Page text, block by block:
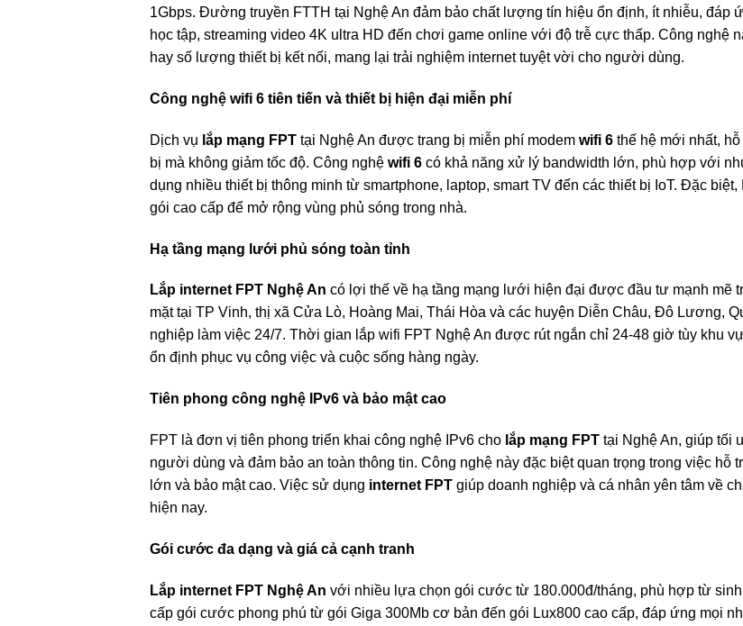
1Gbps. Đường truyền FTTH tại Nghệ An đảm bảo chất lượng tín hiệu ổn định, ít nhiễu, đáp
học tập, streaming video 4K ultra HD đến chơi game online với độ trễ cực thấp. Công nghệ
hay số lượng thiết bị kết nối, mang lại trải nghiệm internet tuyệt vời cho người dùng.
Công nghệ wifi 6 tiên tiến và thiết bị hiện đại miễn phí
Dịch vụ lắp mạng FPT tại Nghệ An được trang bị miễn phí modemwifi 6 thế hệ mới nhất,
bị mà không giảm tốc độ. Công nghệwifi 6có khả năng xử lý bandwidth lớn, phù hợp với
dụng nhiều thiết bị thông minh từ smartphone, laptop, smart TV đến các thiết bị IoT. Đặc
gói cao cấp để mở rộng vùng phủ sóng trong nhà.
Hạ tầng mạng lưới phủ sóng toàn tỉnh
Lắp internet FPT Nghệ An có lợi thế về hạ tầng mạng lưới hiện đại được đầu tư mạnh mẽ
mặt tại TP Vinh, thị xã Cửa Lò, Hoàng Mai, Thái Hòa và các huyện Diễn Châu, Đô Lương,
nghiệp làm việc 24/7. Thời gian lắp wifi FPT Nghệ An được rút ngắn chỉ 24-48 giờ tùy khu
ổn định phục vụ công việc và cuộc sống hàng ngày.
Tiên phong công nghệ IPv6 và bảo mật cao
FPT là đơn vị tiên phong triển khai công nghệ IPv6 cho lắp mạng FPTtại Nghệ An, giúp tối
người dùng và đảm bảo an toàn thông tin. Công nghệ này đặc biệt quan trọng trong việc hỗ
lớn và bảo mật cao. Việc sử dụng internet FPT giúp doanh nghiệp và cá nhân yên tâm về
hiện nay.
Gói cước đa dạng và giá cả cạnh tranh
Lắp internet FPT Nghệ An với nhiều lựa chọn gói cước từ 180.000đ/tháng, phù hợp từ
cấp gói cước phong phú từ gói Giga 300Mb cơ bản đến gói Lux800 cao cấp, đáp ứng mọi